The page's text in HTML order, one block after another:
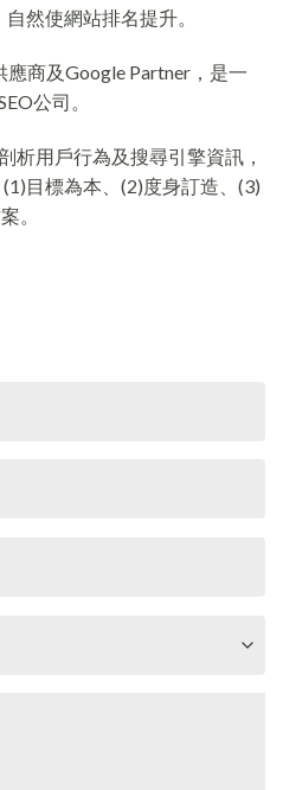
自然使網站排名提升。
商及Google Partner，是一
公司。
析用戶行為及搜尋引擎資訊，
目標為本、(2)度身訂造、(3)
。